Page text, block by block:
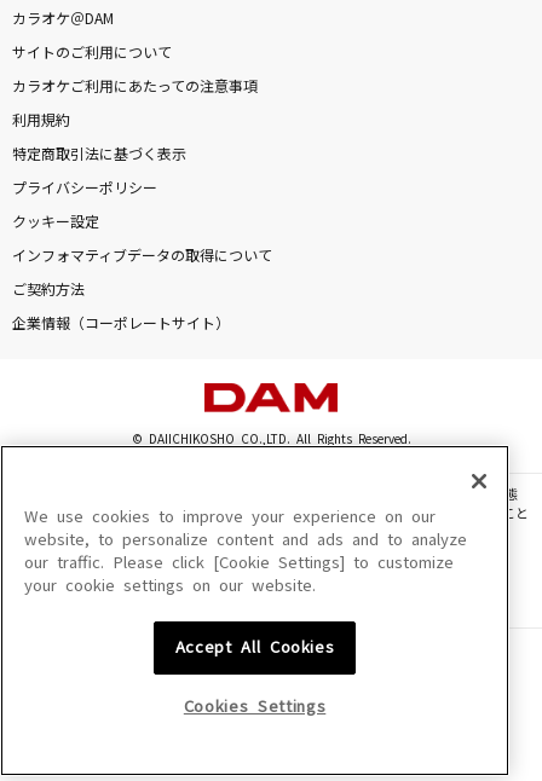
カラオケ＠DAM
サイトのご利用について
カラオケご利用にあたっての注意事項
利用規約
特定商取引法に基づく表示
プライバシーポリシー
クッキー設定
インフォマティブデータの取得について
ご契約方法
企業情報（コーポレートサイト）
© DAIICHIKOSHO CO.,LTD. All Rights Reserved.
このサイトに掲載されている一切の文章・画像・写真・動画・音声等を、手段や形態
を問わず、著作権法の定める範囲を超えて無断で複製、転載、ファイル化などすること
を禁じます。
楽曲及びコンテンツは、機種によりご利用いただけない場合があります。
楽曲及びコンテンツの配信日、配信内容が変更になる場合があります。
We use cookies to improve your experience on our
website, to personalize content and ads and to analyze
our traffic. Please click [Cookie Settings] to customize
your cookie settings on our website.
Accept All Cookies
Cookies Settings